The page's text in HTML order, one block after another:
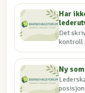
Har
Det
kontroll
Ny